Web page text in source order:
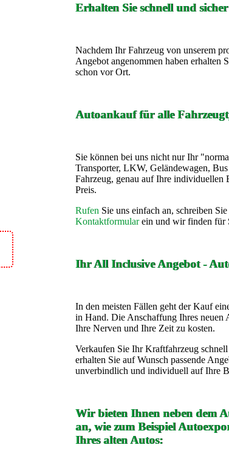
Erhalten Sie schnell und
Nachdem Ihr Fahrzeug von unserem
Angebot angenommen haben erhalten
schon vor Ort.
Autoankauf für alle
Sie können bei uns nicht nur Ihr
Transporter, LKW, Geländewagen,
Fahrzeug, genau auf Ihre individuellen
Preis.
Rufen Sie uns einfach an, schreiben
Kontaktformularein und wir finden für
Ihr All Inclusive Angebot -
In den meisten Fällen geht der Kauf
in Hand. Die Anschaffung Ihres neuen
Ihre Nerven und Ihre Zeit zu kosten.
Verkaufen Sie Ihr Kraftfahrzeug
erhalten Sie auf Wunsch passende
unverbindlich und individuell auf Ihre
Wir bieten Ihnen neben dem
an, wie zum Beispiel
Ihres alten Autos: